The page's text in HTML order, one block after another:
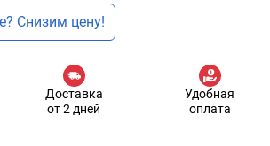
Снизим цену!
Доставка
от 2 дней
Удобная
оплата